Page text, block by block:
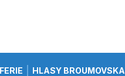
HLASY BROUMOVSKA